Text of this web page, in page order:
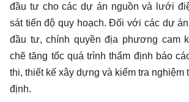
đầu tư cho các dự án nguồn và lưới
sát tiến độ quy hoạch. Đối với các dự
đầu tư, chính quyền địa phương cam
chẽ tăng tốc quá trình thẩm định báo
thi, thiết kế xây dựng và kiểm tra nghiệm
định.